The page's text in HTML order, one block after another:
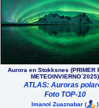
Aurora en Stokksnes (PRIMER
METEOINVIERNO´2025)
ATLAS: Auroras
Foto TOP-10
Imanol Zuaznabar ( )